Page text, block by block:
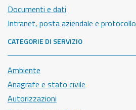
Documenti e dati
Intranet, posta aziendale e protocollo
CATEGORIE DI SERVIZIO
Ambiente
Anagrafe e stato civile
Autorizzazioni